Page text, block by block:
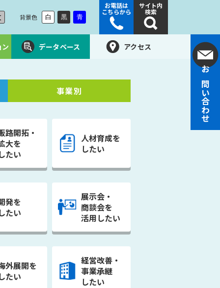
背景色 白 黒 青
お電話は
こちらから
サイト内
検索
ン データベース アクセス
お問い合わせ
事業別
路開拓・
大を
たい
人材育成を
したい
発を
たい
展示会・
商談会を
活用したい
外展開を
たい
経営改善・
事業承継
したい